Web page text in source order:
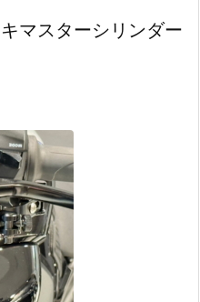
マスターシリンダー